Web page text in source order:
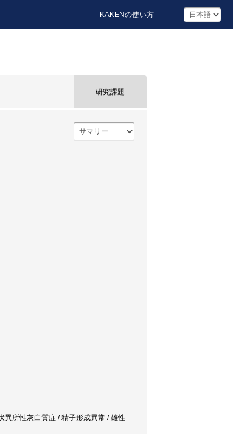
KAKENの使い方
研究課題
異所性灰白質症 / 精子形成異常 / 雄性